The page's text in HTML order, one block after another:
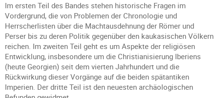
Im ersten Teil des Bandes stehen historische Fragen im
Vordergrund, die von Problemen der Chronologie und
Herrscherlisten über die Machtausdehnung der Römer und
Perser bis zu deren Politik gegenüber den kaukasischen Völkern
reichen. Im zweiten Teil geht es um Aspekte der religiösen
Entwicklung, insbesondere um die Christianisierung Iberiens
(heute Georgien) seit dem vierten Jahrhundert und die
Rückwirkung dieser Vorgänge auf die beiden spätantiken
Imperien. Der dritte Teil ist den neuesten archäologischen